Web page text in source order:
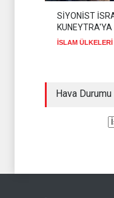
SİYONİST
İSLAM ÜLKELERİ
Hava Durumu